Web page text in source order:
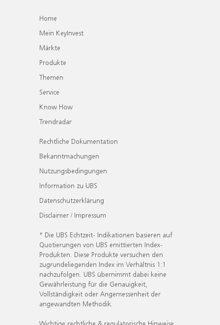
Home
Mein KeyInvest
Märkte
Produkte
Themen
Service
Know How
Trendradar
Rechtliche Dokumentation
Bekanntmachungen
Nutzungsbedingungen
Information zu UBS
Datenschutzerklärung
Disclaimer / Impressum
* Die UBS Echtzeit- Indikationen basieren auf
Quotierungen von UBS emittierten Index-
Produkten. Diese Produkte versuchen den
zugrundeliegenden Index im Verhältnis 1:1
nachzufolgen. UBS übernimmt dabei keine
Gewährleistung für die Genauigkeit,
Vollständigkeit oder Angemessenheit der
angewandten Methodik.